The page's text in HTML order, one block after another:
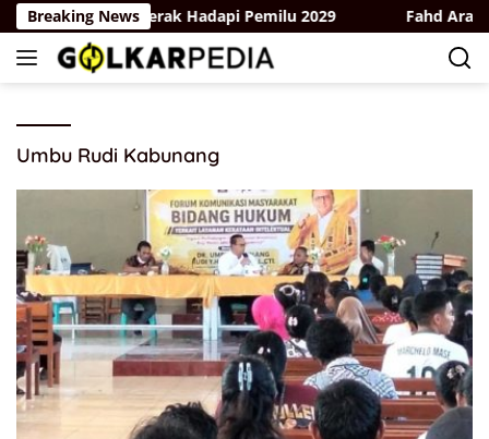
Skip
to
content
Breaking News
dan Bergerak Hadapi Pemilu 2029 Fahd Arafiq
Umbu Rudi Kabunang